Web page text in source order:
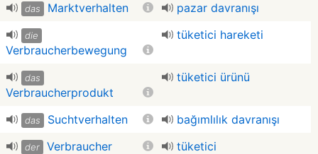
das Marktverhalten pazar davranışı
die
Verbraucherbewegung
tüketici hareketi
das
Verbraucherprodukt
tüketici ürünü
das Suchtverhalten bağımlılık davranışı
der Verbraucher
tüketici